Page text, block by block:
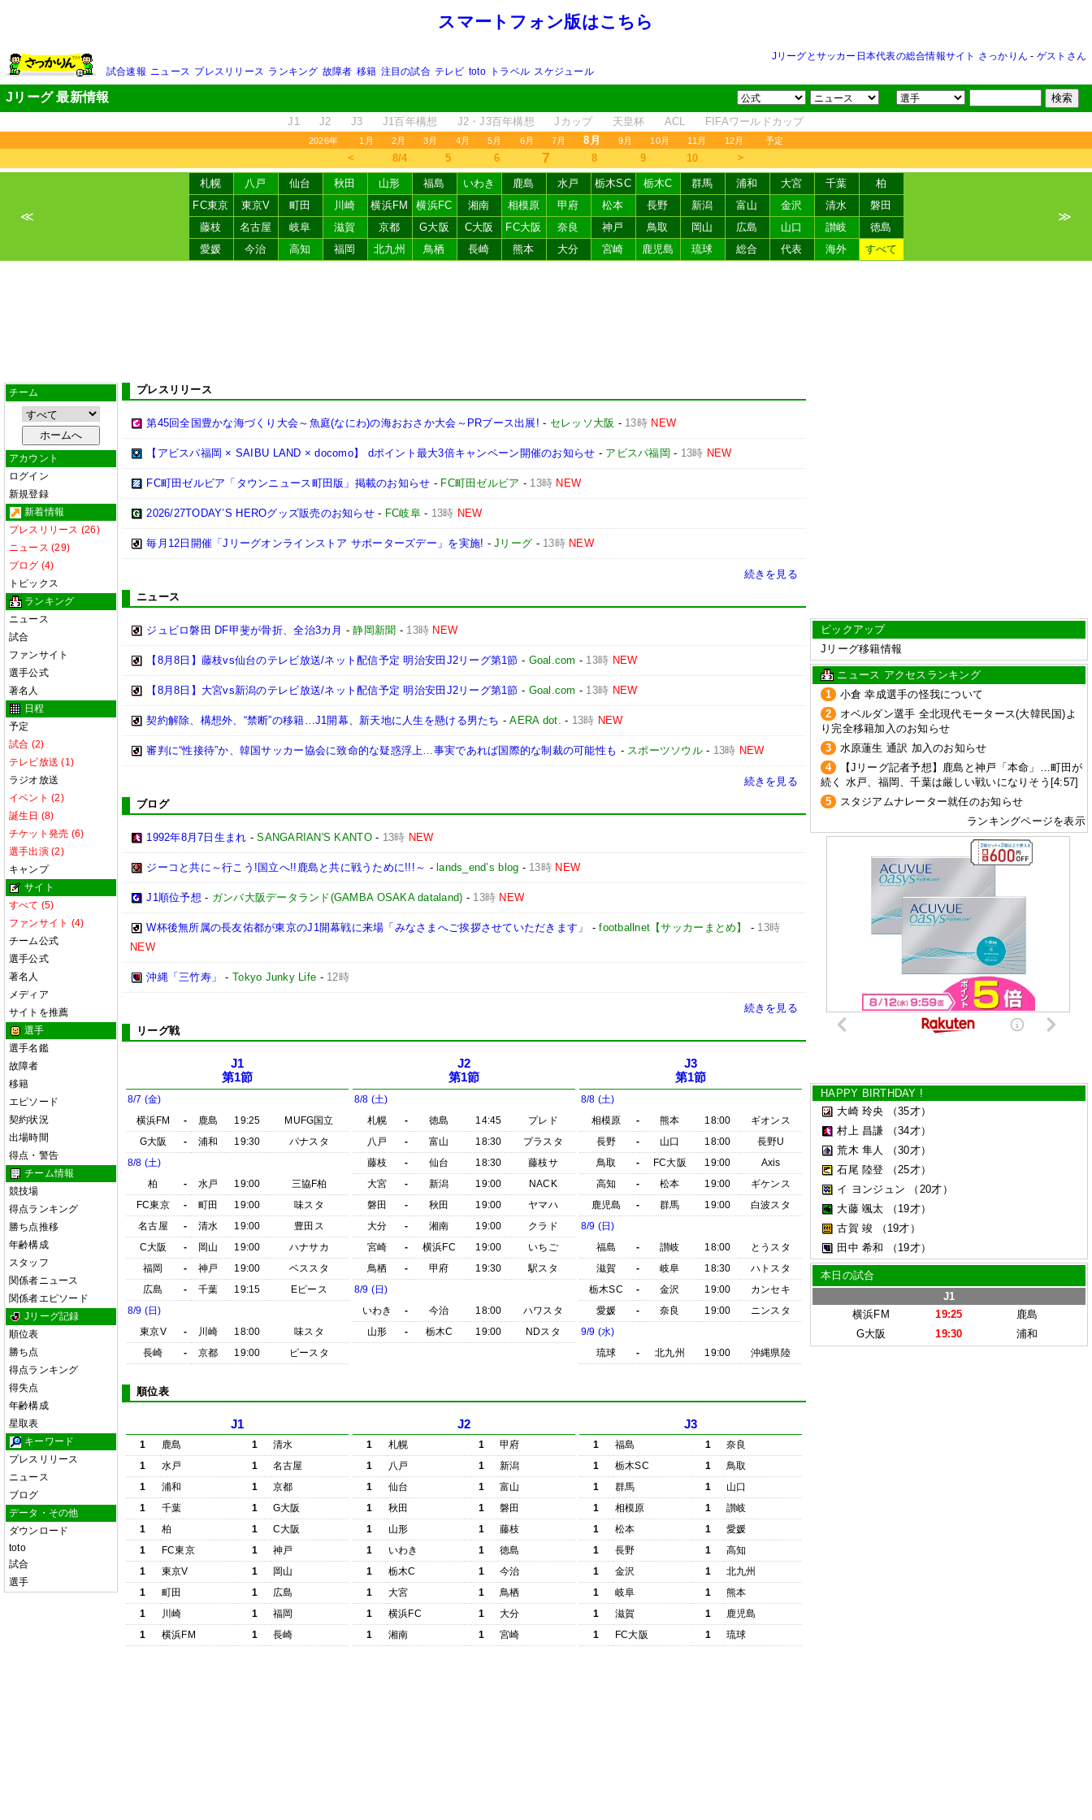
スマートフォン版はこちら
Jリーグとサッカー日本代表の総合情報サイト さっかりん - ゲストさん
試合速報 ニュース プレスリリース ランキング 故障者 移籍 注目の試合 テレビ toto トラベル スケジュール
Jリーグ 最新情報
J1 J2 J3 J1百年構想 J2・J3百年構想 Jカップ 天皇杯 ACL FIFAワールドカップ
2026年 1月 2月 3月 4月 5月 6月 7月 8月 9月 10月 11月 12月 予定
＜ 8/4 5 6 7 8 9 10 ＞
≪
札幌 八戸 仙台 秋田 山形 福島 いわき 鹿島 水戸 栃木SC 栃木C 群馬 浦和 大宮 千葉
柏
FC東京
東京V 町田 川崎 横浜FM 横浜FC 湘南 相模原 甲府 松本 長野 新潟 富山 金沢 清水
磐田
藤枝
名古屋 岐阜 滋賀 京都 G大阪 C大阪 FC大阪 奈良 神戸 鳥取 岡山 広島 山口 讃岐
徳島
愛媛
今治 高知 福岡 北九州 鳥栖 長崎 熊本 大分 宮崎 鹿児島 琉球 総合 代表 海外 すべて
≫
チーム
アカウント
ログイン
新規登録
新着情報
プレスリリース (26)
ニュース (29)
ブログ (4)
トピックス
ランキング
ニュース
試合
ファンサイト
選手公式
著名人
日程
予定
試合 (2)
テレビ放送 (1)
ラジオ放送
イベント (2)
誕生日 (8)
チケット発売 (6)
選手出演 (2)
キャンプ
サイト
すべて (5)
ファンサイト (4)
チーム公式
選手公式
著名人
メディア
サイトを推薦
選手
選手名鑑
故障者
移籍
エピソード
契約状況
出場時間
得点・警告
チーム情報
競技場
得点ランキング
勝ち点推移
年齢構成
スタッフ
関係者ニュース
関係者エピソード
Jリーグ記録
順位表
勝ち点
得点ランキング
得失点
年齢構成
星取表
キーワード
プレスリリース
ニュース
ブログ
データ・その他
ダウンロード
toto
試合
選手
プレスリリース
第45回全国豊かな海づくり大会～魚庭(なにわ)の海おおさか大会～PRブース出展! - セレッソ大阪 - 13時 NEW
【アビスパ福岡 × SAIBU LAND × docomo】 dポイント最大3倍キャンペーン開催のお知らせ - アビスパ福岡 - 13時 NEW
FC町田ゼルビア「タウンニュース町田版」掲載のお知らせ - FC町田ゼルビア - 13時 NEW
2026/27TODAY’S HEROグッズ販売のお知らせ - FC岐阜- 13時 NEW
毎月12日開催「Jリーグオンラインストア サポーターズデー」を実施! -Jリーグ - 13時 NEW
続きを見る
ニュース
ジュビロ磐田 DF甲斐が骨折、全治3カ月 -静岡新聞 - 13時 NEW
【8月8日】藤枝vs仙台のテレビ放送/ネット配信予定 明治安田J2リーグ第1節 - Goal.com - 13時 NEW
【8月8日】大宮vs新潟のテレビ放送/ネット配信予定 明治安田J2リーグ第1節 - Goal.com - 13時 NEW
契約解除、構想外、“禁断”の移籍…J1開幕、新天地に人生を懸ける男たち -AERA dot. - 13時 NEW
審判に“性接待”か、韓国サッカー協会に致命的な疑惑浮上…事実であれば国際的な制裁の可能性も - スポーツソウル- 13時 NEW
続きを見る
ブログ
1992年8月7日生まれ -SANGARIAN'S KANTO- 13時 NEW
ジーコと共に～行こう!国立へ!!鹿島と共に戦うために!!!～ - lands_end’s blog - 13時 NEW
J1順位予想 - ガンバ大阪データランド(GAMBA OSAKA dataland) - 13時 NEW
W杯後無所属の長友佑都が東京のJ1開幕戦に来場「みなさまへご挨拶させていただきます」 -footballnet【サッカーまとめ】 - 13時
NEW
沖縄「三竹寿」 - Tokyo Junky Life - 12時
続きを見る
リーグ戦
J1
第1節
8/7 (金)
横浜FM
- 鹿島 19:25
MUFG国立
G大阪
- 浦和 19:30
パナスタ
8/8 (土)
柏
- 水戸 19:00
三協F柏
FC東京
- 町田 19:00
味スタ
名古屋
- 清水 19:00
豊田ス
C大阪
- 岡山 19:00
ハナサカ
福岡
- 神戸 19:00
ベススタ
広島
- 千葉 19:15
Eピース
8/9 (日)
東京V
- 川崎 18:00
味スタ
長崎
- 京都 19:00 ピースタ
J2
第1節
8/8 (土)
札幌
- 徳島 14:45
プレド
八戸
- 富山 18:30
プラスタ
藤枝
- 仙台 18:30
藤枝サ
大宮
- 新潟 19:00
NACK
磐田
- 秋田 19:00
ヤマハ
大分
- 湘南 19:00
クラド
宮崎
- 横浜FC 19:00
いちご
鳥栖
- 甲府 19:30
駅スタ
8/9 (日)
いわき
- 今治 18:00
ハワスタ
山形
- 栃木C 19:00 NDスタ
J3
第1節
8/8 (土)
相模原
- 熊本 18:00
ギオンス
長野
- 山口 18:00
長野U
鳥取
- FC大阪 19:00
Axis
高知
- 松本 19:00
ギケンス
鹿児島
- 群馬 19:00
白波スタ
8/9 (日)
福島
- 讃岐 18:00
とうスタ
滋賀
- 岐阜 18:30
ハトスタ
栃木SC
- 金沢 19:00
カンセキ
愛媛
- 奈良 19:00
ニンスタ
9/9 (水)
琉球
- 北九州 19:00 沖縄県陸
順位表
J1
1 鹿島 1
清水
1
水戸 1
名古屋
1
浦和 1
京都
1
千葉 1
G大阪
1
柏 1
C大阪
1
FC東京 1
神戸
1
東京V 1
岡山
1
町田 1
広島
1
川崎 1
福岡
1
横浜FM 1 長崎
J2
1 札幌 1
甲府
1
八戸 1
新潟
1
仙台 1
富山
1
秋田 1
磐田
1
山形 1
藤枝
1
いわき 1
徳島
1
栃木C 1
今治
1
大宮 1
鳥栖
1
横浜FC 1
大分
1
湘南 1 宮崎
J3
1 福島 1
奈良
1
栃木SC 1
鳥取
1
群馬 1
山口
1
相模原 1
讃岐
1
松本 1
愛媛
1
長野 1
高知
1
金沢 1
北九州
1
岐阜 1
熊本
1
滋賀 1
鹿児島
1
FC大阪 1 琉球
ピックアップ
Jリーグ移籍情報
ニュース アクセスランキング
1
小倉 幸成選手の怪我について
2
オベルダン選手 全北現代モータース(大韓民国)よ
り完全移籍加入のお知らせ
3
水原蓮生 通訳 加入のお知らせ
4
【Jリーグ記者予想】鹿島と神戸「本命」…町田が
続く 水戸、福岡、千葉は厳しい戦いになりそう[4:57]
5
スタジアムナレーター就任のお知らせ
ランキングページを表示
HAPPY BIRTHDAY !
大崎 玲央
（35才）
村上 昌謙
（34才）
荒木 隼人
（30才）
石尾 陸登
（25才）
イ ヨンジュン
（20才）
大藤 颯太
（19才）
古賀 竣
（19才）
田中 希和
（19才）
本日の試合
J1
横浜FM
19:25
鹿島
G大阪
19:30 浦和